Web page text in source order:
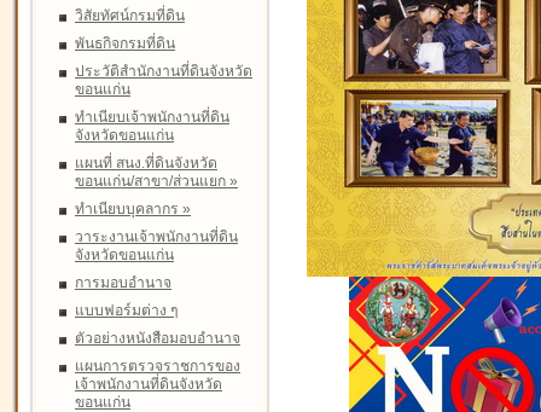
วิสัยทัศน์กรมที่ดิน
พันธกิจกรมที่ดิน
ประวัติสำนักงานที่ดินจังหวัด
ขอนแก่น
ทำเนียบเจ้าพนักงานที่ดิน
จังหวัดขอนแก่น
แผนที่ สนง.ที่ดินจังหวัด
ขอนแก่น/สาขา/ส่วนแยก »
ทำเนียบบุคลากร »
วาระงานเจ้าพนักงานที่ดิน
จังหวัดขอนแก่น
การมอบอำนาจ
แบบฟอร์มต่าง ๆ
ตัวอย่างหนังสือมอบอำนาจ
แผนการตรวจราชการของ
เจ้าพนักงานที่ดินจังหวัด
ขอนแก่น